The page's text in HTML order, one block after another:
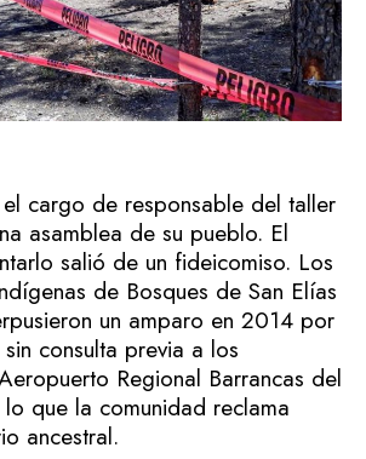
cargo de responsable del taller
asamblea de su pueblo. El
salió de un fideicomiso. Los
de Bosques de San Elías
un amparo en 2014 por
consulta previa a los
Regional Barrancas del
que la comunidad reclama
ancestral.